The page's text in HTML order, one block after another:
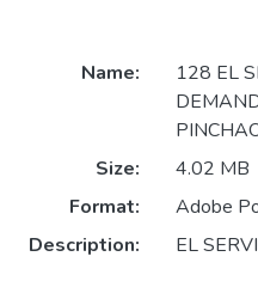
Name:
128 EL
Size:
4.02 MB
Format:
Adobe
Description:
EL